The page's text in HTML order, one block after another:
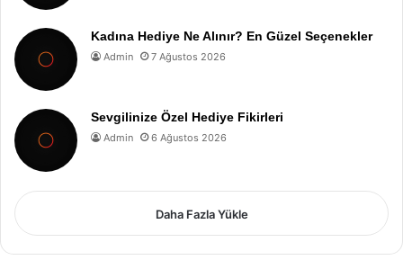
Kadına Hediye Ne Alınır? En Güzel Seçenekler
Admin 7 Ağustos 2026
Sevgilinize Özel Hediye Fikirleri
Admin 6 Ağustos 2026
Daha Fazla Yükle